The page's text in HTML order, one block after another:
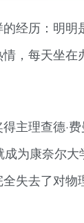
经历：明明
，每天坐在
主理查德·
为康奈尔大
失去了对物